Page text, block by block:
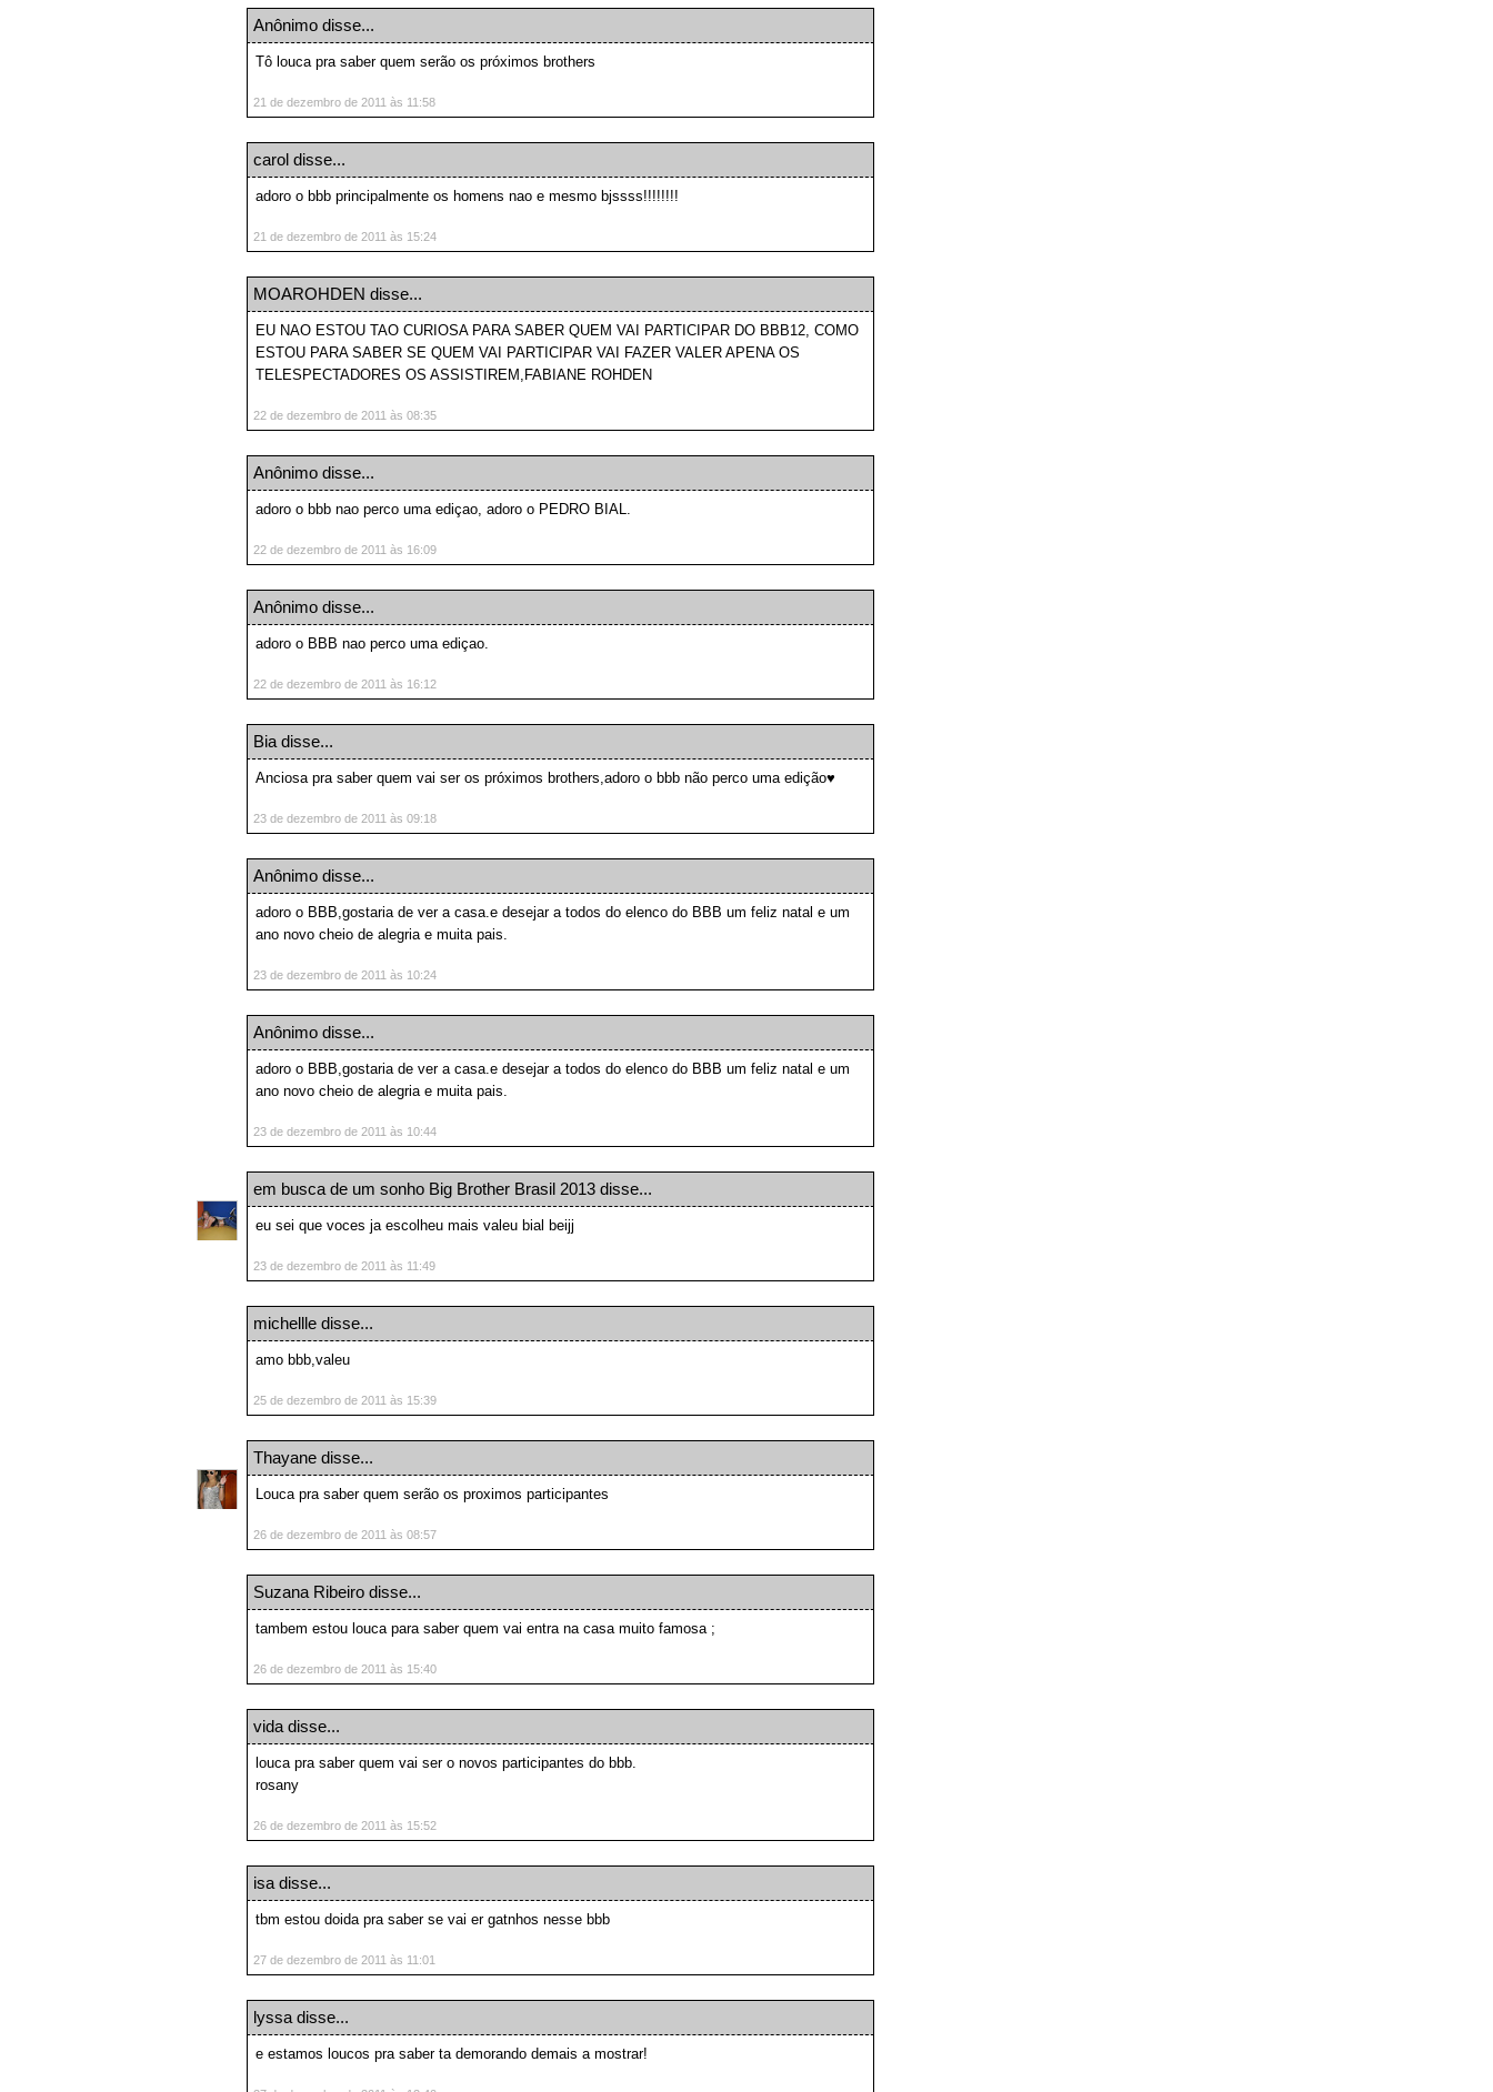
Anônimo disse...
Tô louca pra saber quem serão os próximos brothers
21 de dezembro de 2011 às 11:58
carol disse...
adoro o bbb principalmente os homens nao e mesmo bjssss!!!!!!!!
21 de dezembro de 2011 às 15:24
MOAROHDEN disse...
EU NAO ESTOU TAO CURIOSA PARA SABER QUEM VAI PARTICIPAR DO BBB12, COMO
ESTOU PARA SABER SE QUEM VAI PARTICIPAR VAI FAZER VALER APENA OS
TELESPECTADORES OS ASSISTIREM,FABIANE ROHDEN
22 de dezembro de 2011 às 08:35
Anônimo disse...
adoro o bbb nao perco uma ediçao, adoro o PEDRO BIAL.
22 de dezembro de 2011 às 16:09
Anônimo disse...
adoro o BBB nao perco uma ediçao.
22 de dezembro de 2011 às 16:12
Bia disse...
Anciosa pra saber quem vai ser os próximos brothers,adoro o bbb não perco uma edição♥
23 de dezembro de 2011 às 09:18
Anônimo disse...
adoro o BBB,gostaria de ver a casa.e desejar a todos do elenco do BBB um feliz natal e um
ano novo cheio de alegria e muita pais.
23 de dezembro de 2011 às 10:24
Anônimo disse...
adoro o BBB,gostaria de ver a casa.e desejar a todos do elenco do BBB um feliz natal e um
ano novo cheio de alegria e muita pais.
23 de dezembro de 2011 às 10:44
em busca de um sonho Big Brother Brasil 2013 disse...
eu sei que voces ja escolheu mais valeu bial beijj
23 de dezembro de 2011 às 11:49
michellle disse...
amo bbb,valeu
25 de dezembro de 2011 às 15:39
Thayane disse...
Louca pra saber quem serão os proximos participantes
26 de dezembro de 2011 às 08:57
Suzana Ribeiro disse...
tambem estou louca para saber quem vai entra na casa muito famosa ;
26 de dezembro de 2011 às 15:40
vida disse...
louca pra saber quem vai ser o novos participantes do bbb.
rosany
26 de dezembro de 2011 às 15:52
isa disse...
tbm estou doida pra saber se vai er gatnhos nesse bbb
27 de dezembro de 2011 às 11:01
lyssa disse...
e estamos loucos pra saber ta demorando demais a mostrar!